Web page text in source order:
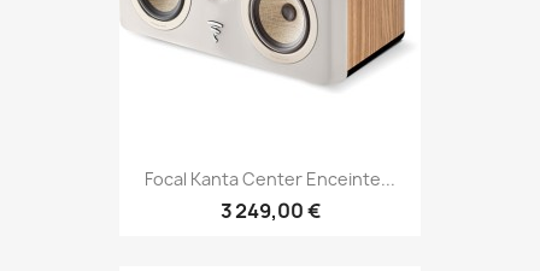
Focal Kanta Center Enceinte...
3 249,00 €